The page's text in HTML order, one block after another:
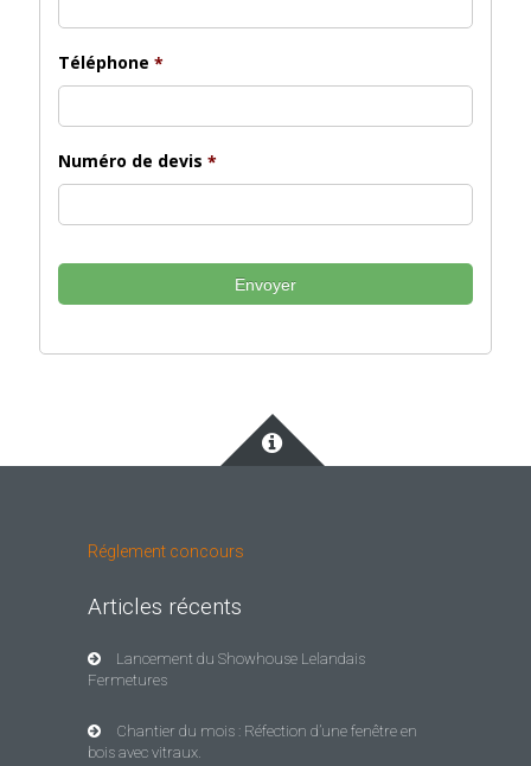
Téléphone *
Numéro de devis *
Réglement concours
Articles récents
Lancement du Showhouse Lelandais
Fermetures
Chantier du mois : Réfection d’une fenêtre en
bois avec vitraux.